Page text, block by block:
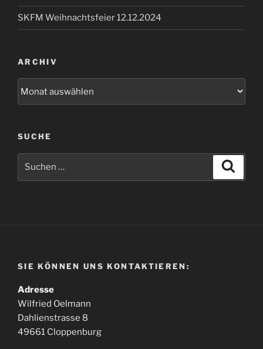
SKFM Weihnachtsfeier 12.12.2024
ARCHIV
SUCHE
SIE KÖNNEN UNS KONTAKTIEREN:
Adresse
Wilfried Oelmann
Dahlienstrasse 8
49661 Cloppenburg